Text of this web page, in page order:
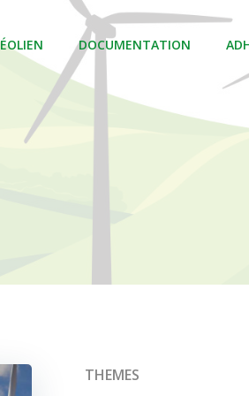
DOCUMENTATION
THEMES